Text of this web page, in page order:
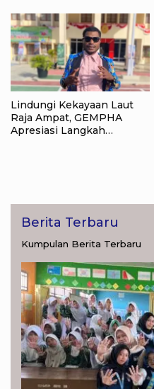
Lindungi Kekayaan Laut
Raja Ampat, GEMPHA
Apresiasi Langkah
Berita Terbaru
Kumpulan Berita Terbaru